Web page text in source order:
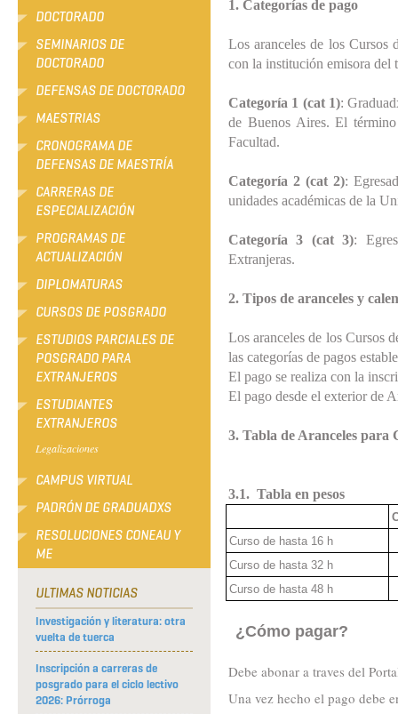
DOCTORADO
SEMINARIOS DE
DOCTORADO
DEFENSAS DE DOCTORADO
MAESTRIAS
CRONOGRAMA DE
DEFENSAS DE MAESTRÍA
CARRERAS DE
ESPECIALIZACIÓN
PROGRAMAS DE
ACTUALIZACIÓN
DIPLOMATURAS
CURSOS DE POSGRADO
ESTUDIOS PARCIALES DE
POSGRADO PARA
EXTRANJEROS
ESTUDIANTES
EXTRANJEROS
Legalizaciones
CAMPUS VIRTUAL
PADRÓN DE GRADUADXS
RESOLUCIONES CONEAU Y
ME
ULTIMAS NOTICIAS
Investigación y literatura: otra
vuelta de tuerca
Inscripción a carreras de
posgrado para el ciclo lectivo
2026: Prórroga
1. Categorías de pago
Los aranceles de los Cursos
con la institución emisora del
Categoría 1 (cat 1):
de Buenos Aires. El
Facultad.
Categoría 2 (cat 2):
unidades académicas de la
Categoría 3 (cat 3):
Extranjeras.
2. Tipos de aranceles y
Los aranceles de los Cursos
las categorías de pagos
El pago se realiza con la
El pago desde el exterior de
3. Tabla de Aranceles para
3.1. Tabla en pesos
Curso de hasta 16 h
Curso de hasta 32 h
Curso de hasta 48 h
¿Cómo pagar?
Debe abonar a traves del
Una vez hecho el pago debe